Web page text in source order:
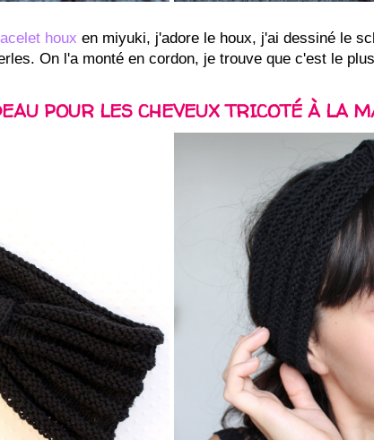
houx en miyuki, j'adore le houx, j'ai dessiné le
On l'a monté en cordon, je trouve que c'est le
POUR LES CHEVEUX TRICOTÉ À LA